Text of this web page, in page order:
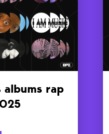
albums rap